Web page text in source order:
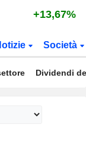
+13,67%
Società
Dividendi